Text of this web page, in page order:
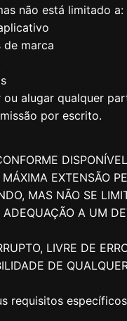
não está limitado a:
de marca
alugar qualquer
por escrito.
EXTENSÃO
MAS NÃO SE
A UM
LIVRE DE
DE
requisitos